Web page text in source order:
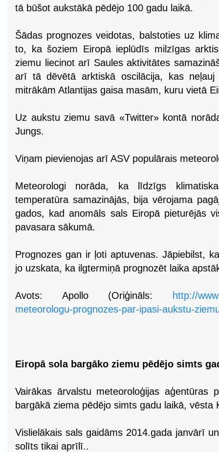
tā būšot aukstākā pēdējo 100 gadu laikā.
Šādas prognozes veidotas, balstoties uz
to, ka šoziem Eiropā ieplūdīs milzīgas
ziemu liecinot arī Saules aktivitātes
arī tā dēvētā arktiskā oscilācija, kas
mitrākām Atlantijas gaisa masām, kuru vietā
Uz aukstu ziemu savā «Twitter» kontā
Jungs.
Viņam pievienojas arī ASV populārais
Meteorologi norāda, ka līdzīgs
temperatūra samazinājās, bija vērojama
gados, kad anomāls sals Eiropā pieturējās
pavasara sākumā.
Prognozes gan ir ļoti aptuvenas. Jāpiebilst,
jo uzskata, ka ilgtermiņā prognozēt laika
Avots: Apollo (Oriģināls:
http://
meteorologu-prognozes-par-ipasi-aukstu-
Eiropā sola bargāko ziemu pēdējo simts
Vairākas ārvalstu meteoroloģijas aģentūras
bargākā ziema pēdējo simts gadu laikā, vēsta
Vislielākais sals gaidāms 2014.gada janvārī
solīts tikai aprīlī..